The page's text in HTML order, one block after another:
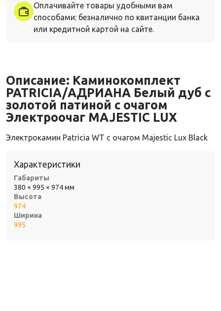
Оплачивайте товары удобными вам
способами: безналично по квитанции банка
или кредитной картой на сайте.
Описание: Каминокомплект
PATRICIA/АДРИАНА Белый дуб с
золотой патиной с очагом
Электроочаг MAJESTIC LUX
Электрокамин Patricia WT с очагом Majestic Lux Black
Характеристики
Габариты
380 × 995 × 974 мм
Высота
974
Ширина
995